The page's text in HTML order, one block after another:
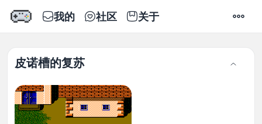
我的 社区 关于 设置
皮诺槽的复苏